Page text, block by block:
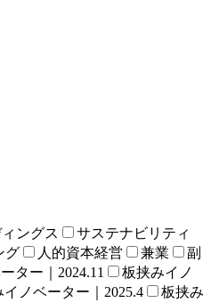
ングス
サステナビリティ
グ 人的資本経営 兼業
副
ター｜2024.11
板挟みイノ
イノベーター｜2025.4
板挟み